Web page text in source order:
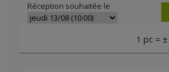
Réception souhaitée le
1 pc =